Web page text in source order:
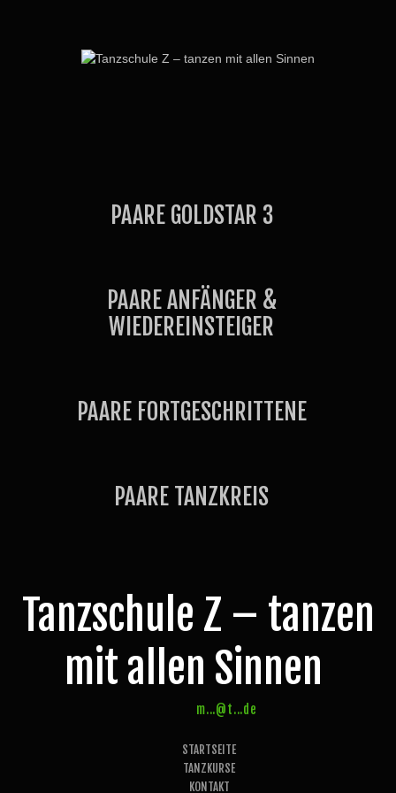
PAARE GOLDSTAR 3
PAARE ANFÄNGER &
WIEDEREINSTEIGER
PAARE FORTGESCHRITTENE
PAARE TANZKREIS
Tanzschule Z – tanzen
mit allen Sinnen
m...@t...de
STARTSEITE
TANZKURSE
KONTAKT